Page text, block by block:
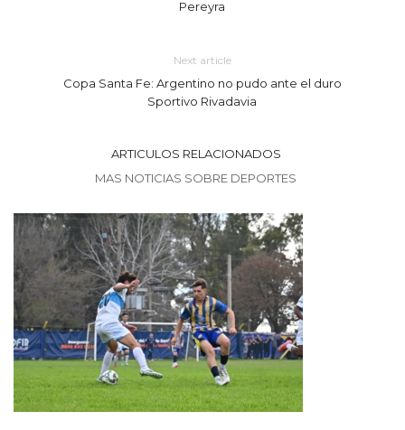
Pereyra
Next article
Copa Santa Fe: Argentino no pudo ante el duro
Sportivo Rivadavia
ARTICULOS RELACIONADOS
MAS NOTICIAS SOBRE DEPORTES